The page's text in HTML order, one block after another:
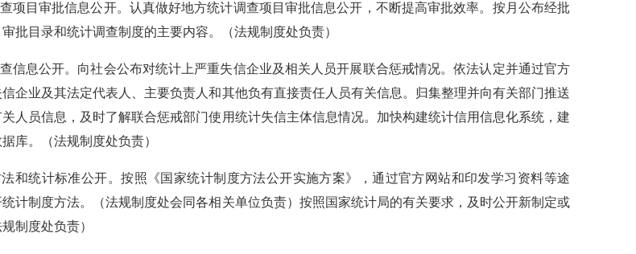
项目审批信息公开。认真做好地方统计调查项目审批信息公开，不断提高审批效率。按月公布经批
批目录和统计调查制度的主要内容。（法规制度处负责）
信息公开。向社会公布对统计上严重失信企业及相关人员开展联合惩戒情况。依法认定并通过官方
企业及其法定代表人、主要负责人和其他负有直接责任人员有关信息。归集整理并向有关部门推送
人员信息，及时了解联合惩戒部门使用统计失信主体信息情况。加快构建统计信用信息化系统，建
库。（法规制度处负责）
和统计标准公开。按照《国家统计制度方法公开实施方案》，通过官方网站和印发学习资料等途
计制度方法。（法规制度处会同各相关单位负责）按照国家统计局的有关要求，及时公开新制定或
制度处负责）